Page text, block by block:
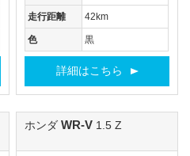
走行距離 42km
色 黒
詳細はこちら
ホンダ WR-V 1.5 Z